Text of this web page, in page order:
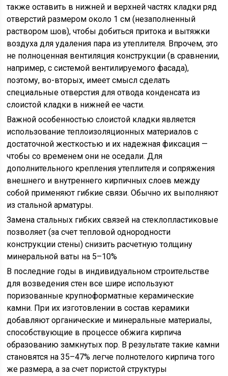
также оставить в нижней и верхней частях кладки ряд
отверстий размером около 1 см (незаполненный
раствором шов), чтобы добиться притока и вытяжки
воздуха для удаления пара из утеплителя. Впрочем, это
не полноценная вентиляция конструкции (в сравнении,
например, с системой вентилируемого фасада),
поэтому, во-вторых, имеет смысл сделать
специальные отверстия для отвода конденсата из
слоистой кладки в нижней ее части.
Важной особенностью слоистой кладки является
использование теплоизоляционных материалов с
достаточной жесткостью и их надежная фиксация —
чтобы со временем они не оседали. Для
дополнительного крепления утеплителя и сопряжения
внешнего и внутреннего кирпичных слоев между
собой применяют гибкие связи. Обычно их выполняют
из стальной арматуры.
Замена стальных гибких связей на стеклопластиковые
позволяет (за счет тепловой однородности
конструкции стены) снизить расчетную толщину
минеральной ваты на 5–10%
В последние годы в индивидуальном строительстве
для возведения стен все шире используют
поризованные крупноформатные керамические
камни. При их изготовлении в состав керамики
добавляют органические и минеральные материалы,
способствующие в процессе обжига кирпича
образованию замкнутых пор. В результате такие камни
становятся на 35–47% легче полнотелого кирпича того
же размера, а за счет пористой структуры